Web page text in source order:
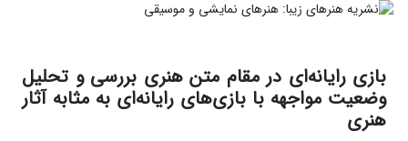
بازی‌ رایانه‌ای در مقام متن هنری بررسی و تحلیل
وضعیت مواجهه با بازی‌های رایانه‌ای به مثابه آثار
هنری